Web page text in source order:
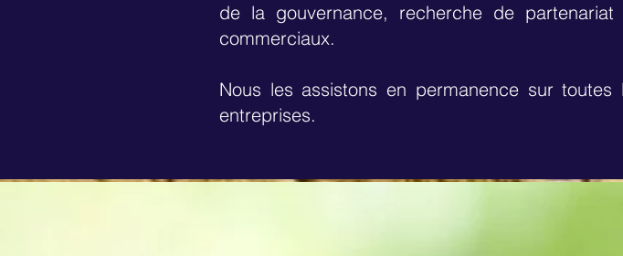
de la gouvernance, recherche de
commerciaux.
Nous les assistons en permanence sur
entreprises.